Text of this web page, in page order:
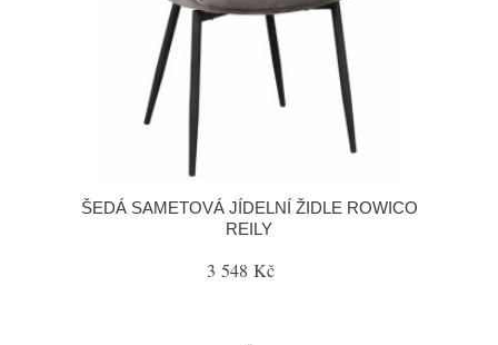
ŠEDÁ SAMETOVÁ JÍDELNÍ ŽIDLE ROWICO
REILY
3 548 Kč